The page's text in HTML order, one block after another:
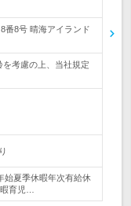
番8号 晴海アイランド
考慮の上、当社規定
始夏季休暇年次有給休
育児…